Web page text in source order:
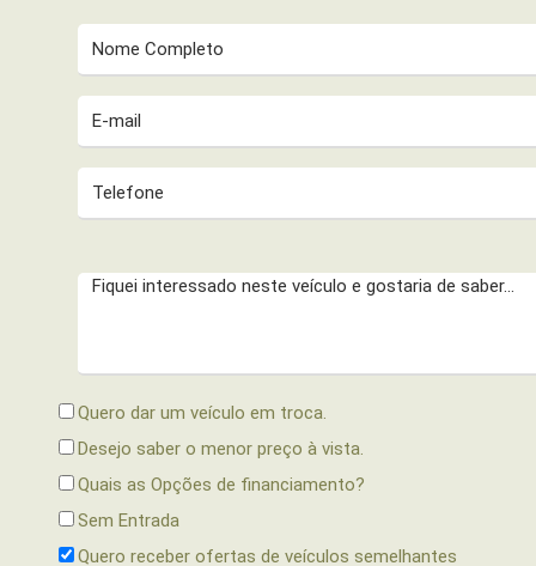
Quero dar um veículo em troca.
Desejo saber o menor preço à vista.
Quais as Opções de financiamento?
Sem Entrada
Quero receber ofertas de veículos semelhantes